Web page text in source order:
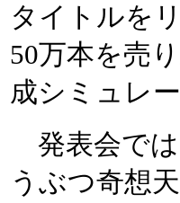
タイトルを
50万本を売
成シミュレー
発表会では
うぶつ奇想